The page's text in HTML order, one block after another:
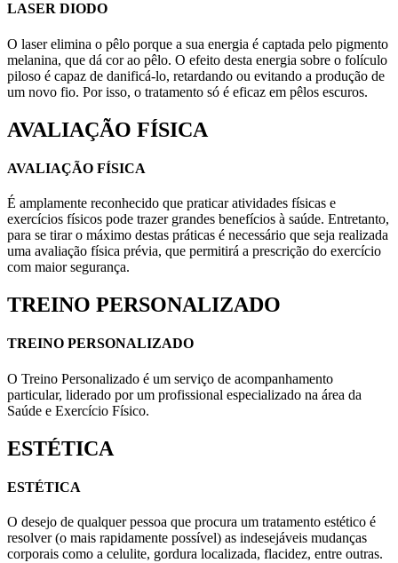
LASER DIODO
O laser elimina o pêlo porque a sua energia é captada pelo pigmento
melanina, que dá cor ao pêlo. O efeito desta energia sobre o folículo
piloso é capaz de danificá-lo, retardando ou evitando a produção de
um novo fio. Por isso, o tratamento só é eficaz em pêlos escuros.
AVALIAÇÃO FÍSICA
AVALIAÇÃO FÍSICA
É amplamente reconhecido que praticar atividades físicas e
exercícios físicos pode trazer grandes benefícios à saúde. Entretanto,
para se tirar o máximo destas práticas é necessário que seja realizada
uma avaliação física prévia, que permitirá a prescrição do exercício
com maior segurança.
TREINO PERSONALIZADO
TREINO PERSONALIZADO
O Treino Personalizado é um serviço de acompanhamento
particular, liderado por um profissional especializado na área da
Saúde e Exercício Físico.
ESTÉTICA
ESTÉTICA
O desejo de qualquer pessoa que procura um tratamento estético é
resolver (o mais rapidamente possível) as indesejáveis mudanças
corporais como a celulite, gordura localizada, flacidez, entre outras.